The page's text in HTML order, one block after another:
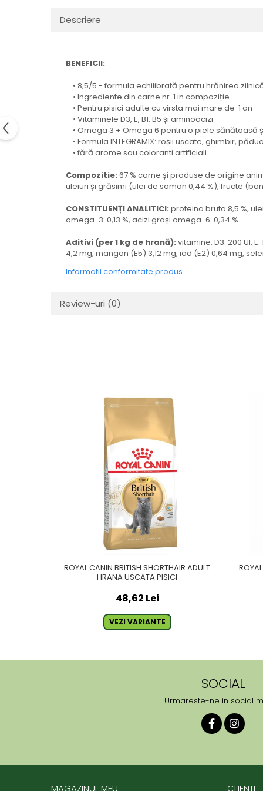
Descriere
BENEFICII:
• 8,5/5 - formula echilibrată pentru hrănirea
• Ingrediente din carne nr. 1 in compoziție
• Pentru pisici adulte cu virsta mai mare de 1 an
• Vitaminele D3, E, B1, B5 și aminoacizi
• Omega 3 + Omega 6 pentru o piele sănătoasă
• Formula INTEGRAMIX: roșii uscate, ghimbir,
• fără arome sau coloranti artificiali
Compozitie: 67 % carne și produse de origine
uleiuri și grăsimi (ulei de somon 0,44 %), fructe
CONSTITUENȚI ANALITICI: proteina bruta 8,5 %,
omega-3: 0,13 %, acizi grași omega-6: 0,34 %.
Aditivi (per 1 kg de hrană): vitamine: D3: 200 UI,
4,2 mg, mangan (E5) 3,12 mg, iod (E2) 0,64 mg,
Informatii conformitate produs
Review-uri (0)
ROYAL CANIN BRITISH SHORTHAIR ADULT
HRANA USCATA PISICI
48,62 Lei
VEZI VARIANTE
SOCIAL
Urmareste-ne in social
MAGAZINUL MEU CLIENTI